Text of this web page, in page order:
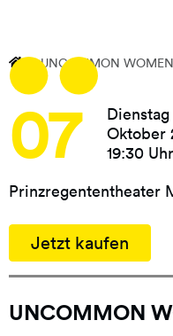
InhaltUNCOMMON WOMEN
07
Dienstag
Oktober
19:30 Uhr
Prinzregententheater
Jetzt kaufen
UNCOMMON